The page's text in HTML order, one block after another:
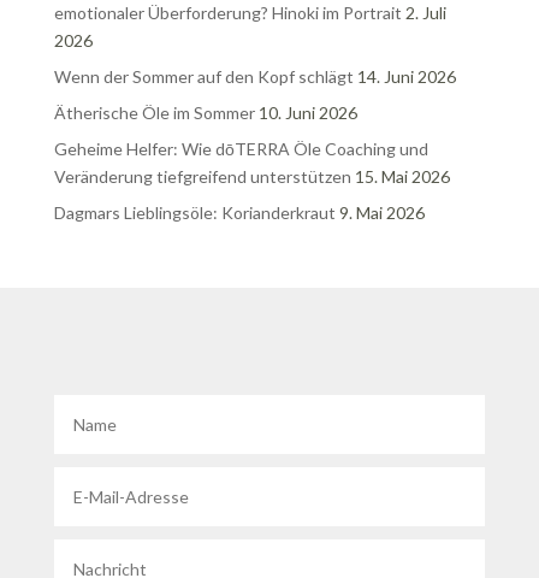
emotionaler Überforderung? Hinoki im Portrait 2. Juli
2026
Wenn der Sommer auf den Kopf schlägt 14. Juni 2026
Ätherische Öle im Sommer 10. Juni 2026
Geheime Helfer: Wie dōTERRA Öle Coaching und
Veränderung tiefgreifend unterstützen 15. Mai 2026
Dagmars Lieblingsöle: Korianderkraut 9. Mai 2026